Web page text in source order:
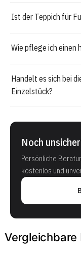
Ist der Teppich für
Wie pflege ich einen
Handelt es sich bei
Einzelstück?
Noch
Persönliche
kostenlos und
Vergleichbare